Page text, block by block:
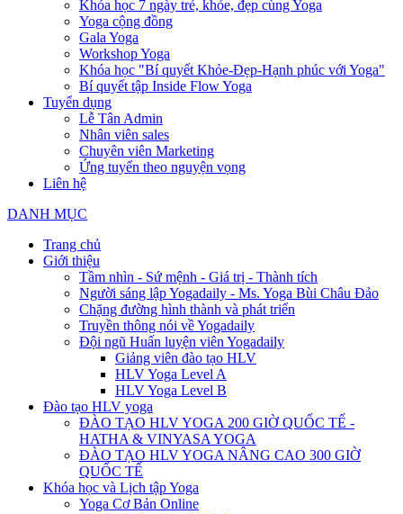
Khóa học 7 ngày trẻ, khỏe, đẹp cùng Yoga
Yoga cộng đồng
Gala Yoga
Workshop Yoga
Khóa học "Bí quyết Khỏe-Đẹp-Hạnh phúc với Yoga"
Bí quyết tập Inside Flow Yoga
Tuyển dụng
Lễ Tân Admin
Nhân viên sales
Chuyên viên Marketing
Ứng tuyển theo nguyện vọng
Liên hệ
DANH MỤC
Trang chủ
Giới thiệu
Tầm nhìn - Sứ mệnh - Giá trị - Thành tích
Người sáng lập Yogadaily - Ms. Yoga Bùi Châu Đảo
Chặng đường hình thành và phát triển
Truyền thông nói về Yogadaily
Đội ngũ Huấn luyện viên Yogadaily
Giảng viên đào tạo HLV
HLV Yoga Level A
HLV Yoga Level B
Đào tạo HLV yoga
ĐÀO TẠO HLV YOGA 200 GIỜ QUỐC TẾ -
HATHA & VINYASA YOGA
ĐÀO TẠO HLV YOGA NÂNG CAO 300 GIỜ
QUỐC TẾ
Khóa học và Lịch tập Yoga
Yoga Cơ Bản Online